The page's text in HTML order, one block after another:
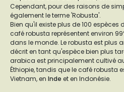
Cependant, pour des raisons de
également le terme 'Robusta'.
Bien qu'il existe plus de 100
café robusta représentent environ
dans le monde. Le robusta est plus
décrit en tant qu'espèce bien plus
arabica est principalement cultivé
Éthiopie, tandis que le café robusta
Vietnam, en Inde et en Indonésie.